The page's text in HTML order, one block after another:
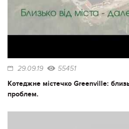
29.09.19 55451
Котеджне містечко Greenville:
проблем.